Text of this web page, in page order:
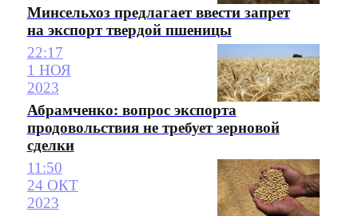
Минсельхоз предлагает ввести запрет
на экспорт твердой пшеницы
22:17
1 НОЯ
2023
Абрамченко: вопрос экспорта
продовольствия не требует зерновой
сделки
11:50
24 ОКТ
2023